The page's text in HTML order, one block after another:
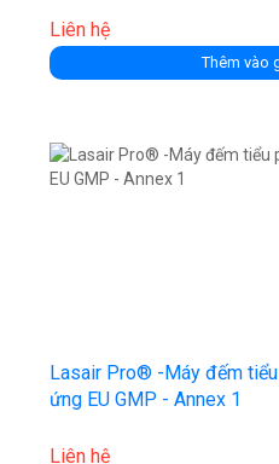
Liên hệ
Thêm vào
Lasair Pro® -Máy đếm
ứng EU GMP - Annex 1
Liên hệ